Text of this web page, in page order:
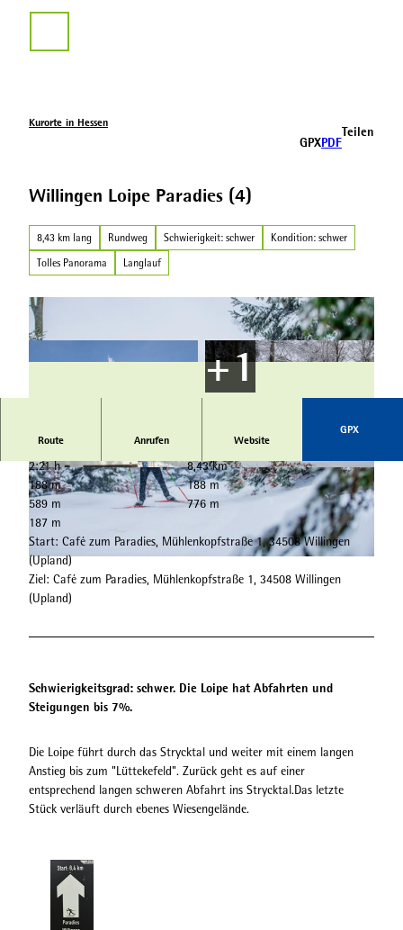
Kurorte in Hessen
GPXPDF
Teilen
Willingen Loipe Paradies (4)
8,43 km lang Rundweg Schwierigkeit: schwer
Kondition: schwer
Tolles Panorama
Langlauf
© Wintersport-Arena Sauerland, Stephan Peters |
© Skiclub Willingen e.V. |CC-BY-SA
© Wintersport-Arena Sauerland, Stephan Peter
s |CC-BY-SA
Route Anrufen Website
GPX
2:21 h
8,43 km
188 m
188 m
589 m
776 m
187 m
Start: Café zum Paradies, Mühlenkopfstraße 1, 34508 Willingen
(Upland)
Ziel: Café zum Paradies, Mühlenkopfstraße 1, 34508 Willingen
(Upland)
Schwierigkeitsgrad: schwer. Die Loipe hat Abfahrten und
Steigungen bis 7%.
Die Loipe führt durch das Strycktal und weiter mit einem langen
Anstieg bis zum "Lüttekefeld". Zurück geht es auf einer
entsprechend langen schweren Abfahrt ins Strycktal.Das letzte
Stück verläuft durch ebenes Wiesengelände.